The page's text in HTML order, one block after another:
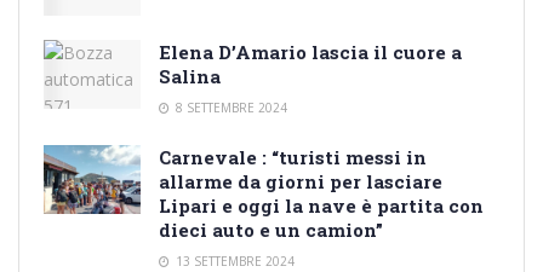
Elena D’Amario lascia il cuore a
Salina
8 SETTEMBRE 2024
Carnevale : “turisti messi in
allarme da giorni per lasciare
Lipari e oggi la nave è partita con
dieci auto e un camion”
13 SETTEMBRE 2024